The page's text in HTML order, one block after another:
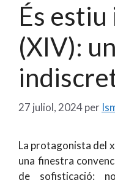
És estiu
(XIV):
27 juliol, 2024per
La protagonista del
una finestra
de sofisticació: